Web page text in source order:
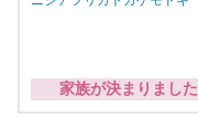
家族が決まりました